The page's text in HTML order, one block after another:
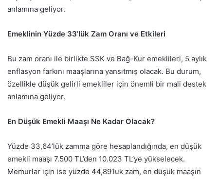
anlamına geliyor.
Emeklinin Yüzde 33’lük Zam Oranı ve Etkileri
Bu zam oranı ile birlikte SSK ve Bağ-Kur emeklileri, 5 aylık
enflasyon farkını maaşlarına yansıtmış olacak. Bu durum,
özellikle düşük gelirli emekliler için önemli bir mali destek
anlamına geliyor.
En Düşük Emekli Maaşı Ne Kadar Olacak?
Yüzde 33,64’lük zamma göre hesaplandığında, en düşük
emekli maaşı 7.500 TL’den 10.023 TL’ye yükselecek.
Memurlar için ise yüzde 44,89’luk zam, en düşük maaşın